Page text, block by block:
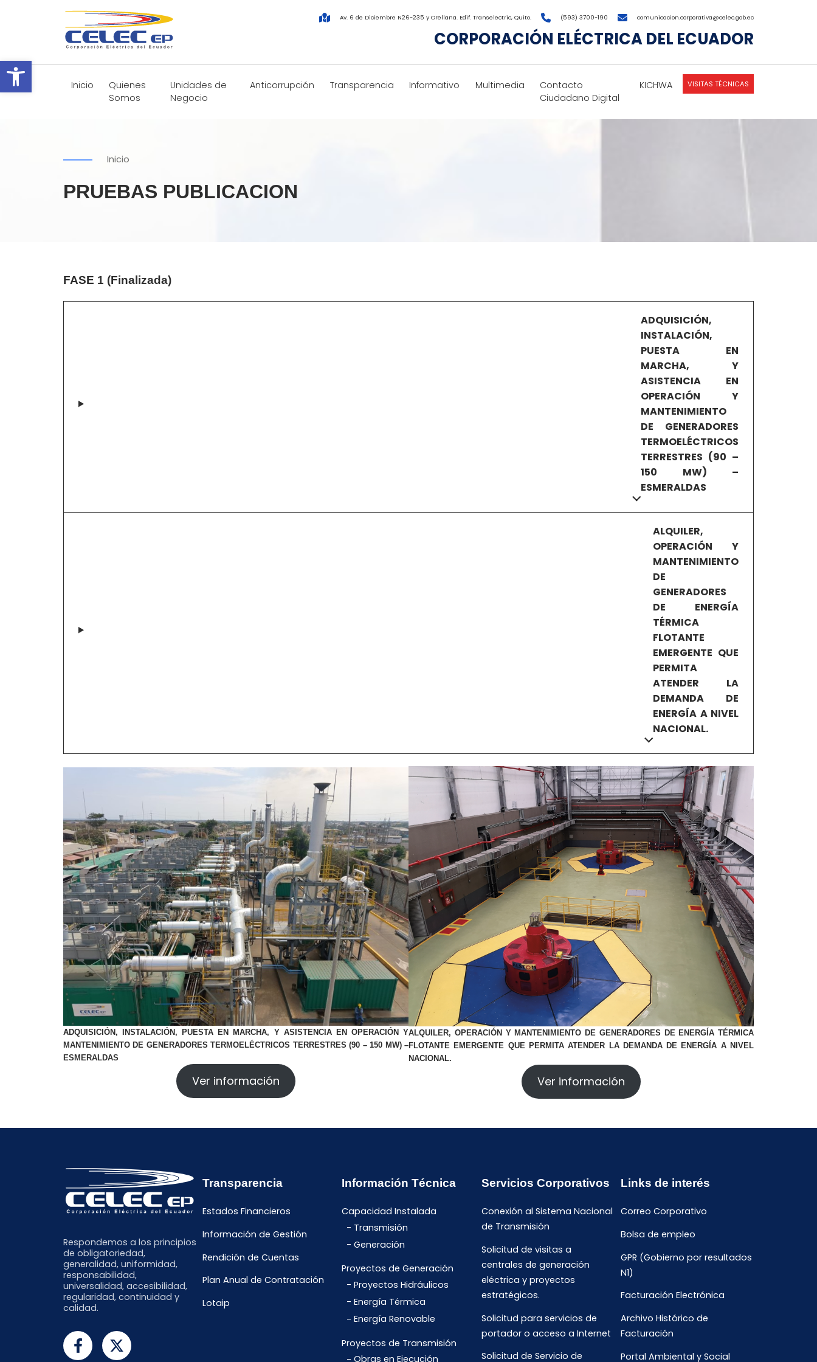
Abrir barra de herramientas
Av. 6 de Diciembre N26-235 y Orellana. Edif. Transelectric, Quito. (593) 3700-190 comunicacion.corporativa@celec.gob.ec
CORPORACIÓN ELÉCTRICA DEL ECUADOR
Inicio
Quienes
Somos
Unidades de
Negocio
Anticorrupción Transparencia Informativo Multimedia
Contacto
Ciudadano Digital
KICHWA VISITAS TÉCNICAS
Inicio
PRUEBAS PUBLICACION
FASE 1 (Finalizada)
ADQUISICIÓN,
INSTALACIÓN,
PUESTA EN
MARCHA, Y
ASISTENCIA EN
OPERACIÓN Y
MANTENIMIENTO
DE GENERADORES
TERMOELÉCTRICOS
TERRESTRES (90 –
150 MW) –
ESMERALDAS
ALQUILER,
OPERACIÓN Y
MANTENIMIENTO
DE
GENERADORES
DE ENERGÍA
TÉRMICA
FLOTANTE
EMERGENTE QUE
PERMITA
ATENDER LA
DEMANDA DE
ENERGÍA A NIVEL
NACIONAL.
ADQUISICIÓN, INSTALACIÓN, PUESTA EN MARCHA, Y ASISTENCIA EN OPERACIÓN Y
MANTENIMIENTO DE GENERADORES TERMOELÉCTRICOS TERRESTRES (90 – 150 MW) –
ESMERALDAS
Ver información
ALQUILER, OPERACIÓN Y MANTENIMIENTO DE GENERADORES DE ENERGÍA TÉRMICA
FLOTANTE EMERGENTE QUE PERMITA ATENDER LA DEMANDA DE ENERGÍA A NIVEL
NACIONAL.
Ver información
Respondemos a los principios
de obligatoriedad,
generalidad, uniformidad,
responsabilidad,
universalidad, accesibilidad,
regularidad, continuidad y
calidad.
Transparencia
Estados Financieros
Información de Gestión
Rendición de Cuentas
Plan Anual de Contratación
Lotaip
Información Técnica
Capacidad Instalada
Transmisión
Generación
Proyectos de Generación
Proyectos Hidráulicos
Energía Térmica
Energía Renovable
Proyectos de Transmisión
Obras en Ejecución
Servicios Corporativos
Conexión al Sistema Nacional
de Transmisión
Solicitud de visitas a
centrales de generación
eléctrica y proyectos
estratégicos.
Solicitud para servicios de
portador o acceso a Internet
Solicitud de Servicio de
Links de interés
Correo Corporativo
Bolsa de empleo
GPR (Gobierno por resultados
N1)
Facturación Electrónica
Archivo Histórico de
Facturación
Portal Ambiental y Social